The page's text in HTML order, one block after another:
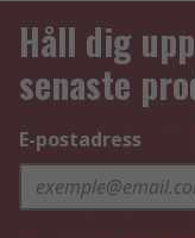
Håll dig
senaste
E-postadress